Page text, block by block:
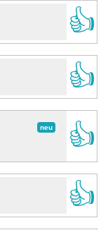
👍
👍
neu
👍
👍